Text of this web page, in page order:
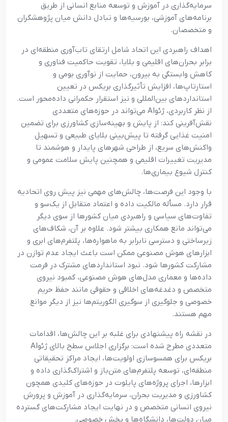
سرمایه‌گذاری در آموزش و توسعه منابع انسانی از طریق
برنامه‌های آموزشی، بورسیه‌ها و تبادل دانش میان پژوهشگران
و متخصصان.
اهداف راهبردی این اتحاد شامل ارتقای تاب‌آوری منطقه‌ای در
برابر بحران‌های اقلیمی و بلایا، تقویت حاکمیت فناوری و
کاهش وابستگی به بیرون، حمایت از نوآوری بومی و
استارتاپ‌ها، افزایش تأثیرگذاری بریکس در تعیین
استانداردهای بین‌المللی و نیز استقرار حکمرانی داده‌محور است.
از نظر کاربردی، ژئوAI می‌تواند در حوزه‌های متعددی
نقش‌آفرینی کند: از پایش و بهینه‌سازی کشاورزی برای تضمین
امنیت غذایی گرفته تا پیش‌بینی بلایای طبیعی و تسهیل
واکنش‌های سریع، از طراحی شهرهای پایدار و هوشمند تا
مدیریت تغییرات اقلیمی و همچنین پایش سلامت عمومی و
کنترل شیوع بیماری‌ها.
با وجود این فرصت‌ها، چالش‌های مهمی نیز پیش روی اتحادیه
قرار دارد. مسأله مالکیت داده و اعتماد متقابل از یک‌سو و
تفاوت‌های سیاسی و راهبردی میان کشورها از سوی دیگر
می‌تواند مانع همکاری بیشتر شود. علاوه بر آن، شکاف‌های
زیرساختی و دسترسی نابرابر به ماهواره‌ها، پلتفرم‌های ابری و
ابزارهای هوش مصنوعی ممکن است باعث ایجاد عدم توازن در
مشارکت کشورها شود. نبود استانداردهای مشترک در فرمت
داده‌ها و معماری مدل‌های هوش مصنوعی، کمبود نیروی
متخصص و دغدغه‌های اخلاقی و حقوقی مانند حفظ حریم
خصوصی و جلوگیری از سوگیری الگوریتم‌ها نیز از دیگر موانع
مهم هستند.
در نقشه راه پیشنهادی برای غلبه بر این چالش‌ها، اقدامات
متعددی مطرح شده است: برگزاری اجلاس سطح بالای ژئوAI
بریکس برای همسوسازی اولویت‌ها، ایجاد مراکز تحقیقاتی
منطقه‌ای، توسعه پلتفرم‌های متن‌باز و اشتراک‌گذاری داده و
ابزارها، اجرای پروژه‌های پایلوت در حوزه‌های کلیدی همچون
کشاورزی و مدیریت بحران، سرمایه‌گذاری در آموزش و پرورش
نیروی انسانی متخصص و در نهایت ایجاد مشارکت‌های گسترده
میان دولت‌ها، دانشگاه‌ها و بخش خصوصی.